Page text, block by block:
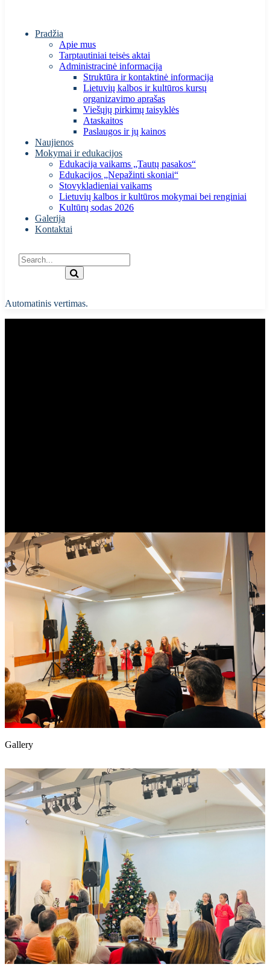
Pradžia
Apie mus
Tarptautiniai teisės aktai
Administracinė informacija
Struktūra ir kontaktinė informacija
Lietuvių kalbos ir kultūros kursų
organizavimo aprašas
Viešųjų pirkimų taisyklės
Ataskaitos
Paslaugos ir jų kainos
Naujienos
Mokymai ir edukacijos
Edukacija vaikams „Tautų pasakos“
Edukacijos „Nepažinti skoniai“
Stovykladieniai vaikams
Lietuvių kalbos ir kultūros mokymai bei renginiai
Kultūrų sodas 2026
Galerija
Kontaktai
Automatinis vertimas.
Gallery